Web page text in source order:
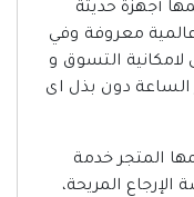
أجهزة حديثة
معروفة وفي
لامكانية التسوق و
دون بذل اى
المتجر خدمة
المريحة،